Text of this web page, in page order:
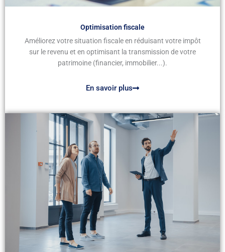
Optimisation fiscale
Améliorez votre situation fiscale en réduisant votre impôt
sur le revenu et en optimisant la transmission de votre
patrimoine (financier, immobilier...).
En savoir plus